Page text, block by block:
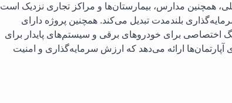
همچنین مدارس، بیمارستان‌ها و مراکز تجاری نزدیک است
بلندمدت تبدیل می‌کند. همچنین پروژه دارای
اختصاصی برای خودروهای برقی و سیستم‌های پایدار برای
آب باران است و ضمانت ۵ ساله برای آپارتمان‌ها ارائه می‌دهد که ارزش سرمایه‌گذاری و امنیت